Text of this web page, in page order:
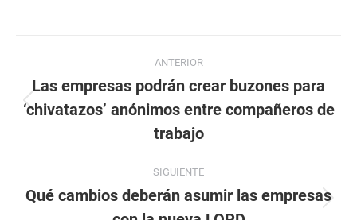
Navegación
entre
publicaciones
ANTERIOR
Publicación
anterior:
Las empresas podrán crear buzones para
‘chivatazos’ anónimos entre compañeros de
trabajo
SIGUIENTE
Qué cambios deberán asumir las empresas